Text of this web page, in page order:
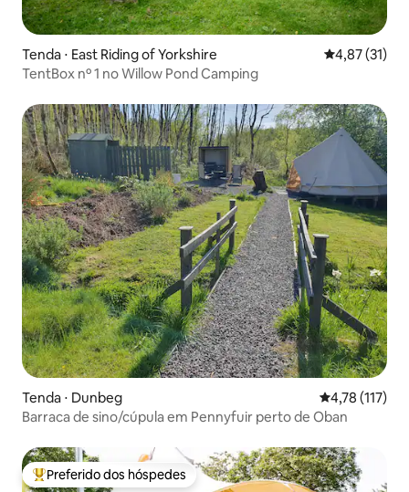
Tenda ⋅ East Riding of Yorkshire 4,87 de uma
4,87 (31)
TentBox nº 1 no Willow Pond Camping
Tenda ⋅ Dunbeg 4,78 de uma
4,78 (117)
Barraca de sino/cúpula em Pennyfuir perto de Oban
Entre os melhores preferidos dos hóspedes
Preferido dos hóspedes